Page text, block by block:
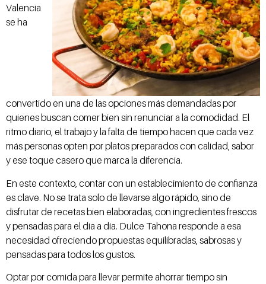
Valencia
se ha
convertido en una de las opciones más demandadas por
quienes buscan comer bien sin renunciar a la comodidad. El
ritmo diario, el trabajo y la falta de tiempo hacen que cada vez
más personas opten por platos preparados con calidad, sabor
y ese toque casero que marca la diferencia.
En este contexto, contar con un establecimiento de confianza
es clave. No se trata solo de llevarse algo rápido, sino de
disfrutar de recetas bien elaboradas, con ingredientes frescos
y pensadas para el día a día. Dulce Tahona responde a esa
necesidad ofreciendo propuestas equilibradas, sabrosas y
pensadas para todos los gustos.
Optar por comida para llevar permite ahorrar tiempo sin